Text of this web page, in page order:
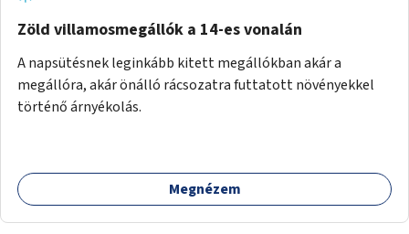
Zöld villamosmegállók a 14-es vonalán
A napsütésnek leginkább kitett megállókban akár a
megállóra, akár önálló rácsozatra futtatott növényekkel
történő árnyékolás.
Megnézem